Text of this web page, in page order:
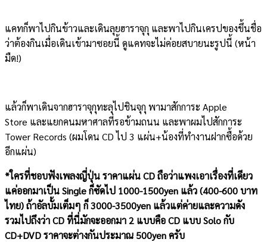
แคทก็พาไปกินข้าวและเดินลุยฮาราจุกุ และพาไปกินเครปของขึ้นชื่อ
ว่าต้องกินเมื่อเดินเข้ามาซอยนี้ ดูแคทจะไม่ค่อยสบายนะรูปนี้ (หน้า
มืด!)
แล้วก็พาเดินจากฮาราจุกุทะลุไปชินจุกุ พามาสักการะ Apple
Store และแยกคนมหาศาลที่รอข้ามถนน และพาผมไปสักการะ
Tower Records (ผมโดน CD ไป 3 แผ่น+น้องที่ทำงานฝากซื้อด้วย
อีกแผ่น)
*ใครที่ชอบฟังเพลงญี่ปุ่น ราคาแผ่น CD ถือว่าแพงเอาเรื่องที่เดียว
แค่ออกมาเป็น Single ก็ซัดไป 1000-1500yen แล้ว (400-600 บาท
ไทย) ถ้าอัลบั้มเต็มๆ ก็ 3000-3500yen แล้วแต่ค่ายและความดัง
รวมไปถึงว่า CD ที่นี่มักจะออกมา 2 แบบคือ CD แบบ Solo กับ
CD+DVD ราคาจะต่างกันประมาณ 500yen ครับ